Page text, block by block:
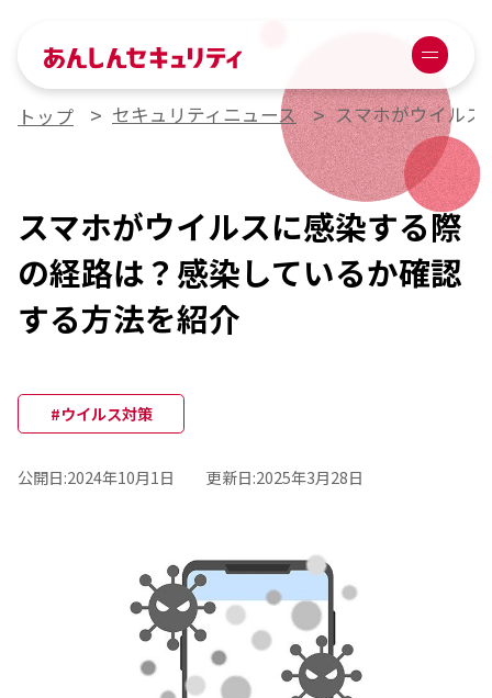
あんしんセキュリティ
Menu
トップ セキュリティニュース スマホがウイル
スマホがウイルスに感染する際
の経路は？感染しているか確認
する方法を紹介
#ウイルス対策
公開日:2024年10月1日 更新日:2025年3月28日